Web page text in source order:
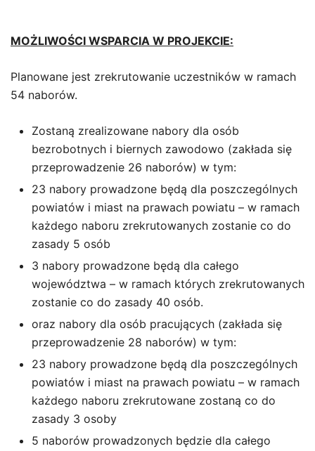
MOŻLIWOŚCI WSPARCIA W PROJEKCIE:
Planowane jest zrekrutowanie uczestników w ramach
54 naborów.
Zostaną zrealizowane nabory dla osób
bezrobotnych i biernych zawodowo (zakłada się
przeprowadzenie 26 naborów) w tym:
23 nabory prowadzone będą dla poszczególnych
powiatów i miast na prawach powiatu – w ramach
każdego naboru zrekrutowanych zostanie co do
zasady 5 osób
3 nabory prowadzone będą dla całego
województwa – w ramach których zrekrutowanych
zostanie co do zasady 40 osób.
oraz nabory dla osób pracujących (zakłada się
przeprowadzenie 28 naborów) w tym:
23 nabory prowadzone będą dla poszczególnych
powiatów i miast na prawach powiatu – w ramach
każdego naboru zrekrutowane zostaną co do
zasady 3 osoby
5 naborów prowadzonych będzie dla całego